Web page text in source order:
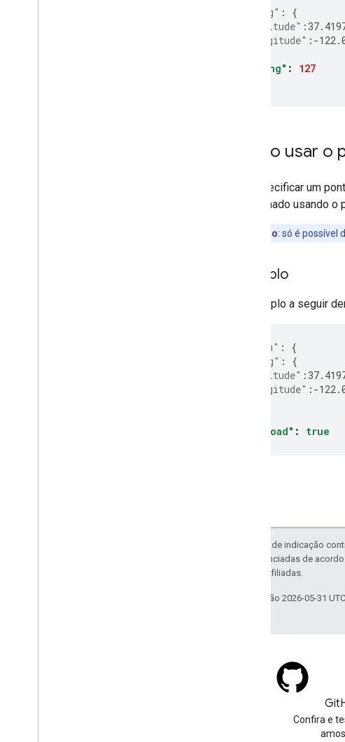
"latLng" :
{
"latitude" :
"longitude" :-
"heading" :
127
Como usar o
Ao especificar um
direcionado usando o
Observação: só é possível
Exemplo
O exemplo a seguir
"location" :
{
"latLng" :
{
"latitude" :
"longitude" :-
"sideOfRoad" : true
Exceto em caso de indicação
código são licenciadas de
da Oracle e/ou afiliadas.
Última atualização 2026-05-31 UTC.
Confira e